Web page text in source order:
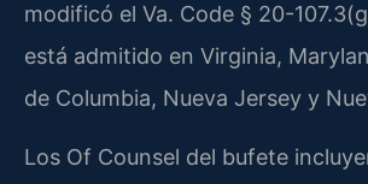
modificó el Va. Code § 20-
está admitido en Virginia,
de Columbia, Nueva Jersey y
Los Of Counsel del bufete